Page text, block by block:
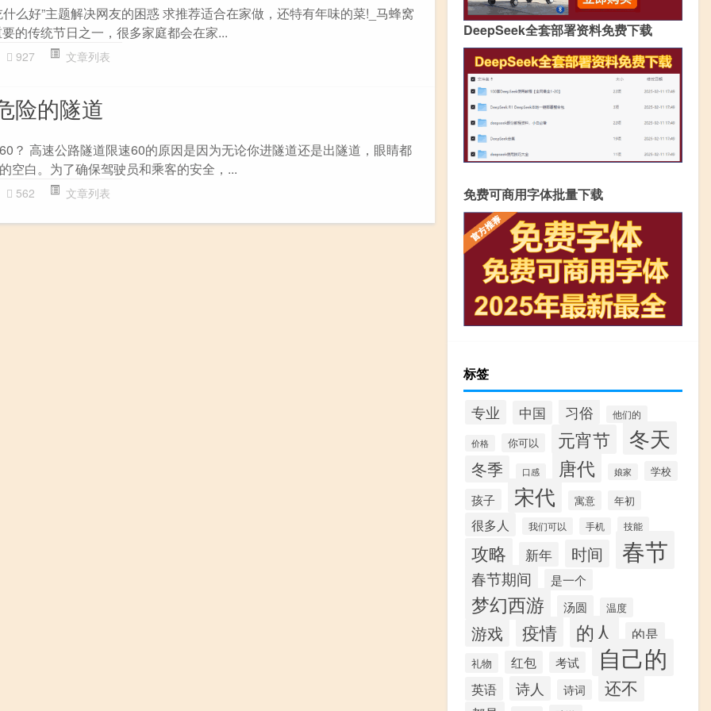
么好”主题解决网友的困惑 求推荐适合在家做，还特有年味的菜!_马蜂窝
的传统节日之一，很多家庭都会在家...
927 文章列表
险的隧道
？ 高速公路隧道限速60的原因是因为无论你进隧道还是出隧道，眼睛都
空白。为了确保驾驶员和乘客的安全，...
562 文章列表
DeepSeek全套部署资料免费下载
免费可商用字体批量下载
标签
专业 中国 习俗 他们的
价格 你可以 元宵节 冬天
冬季 口感 唐代 娘家 学校
孩子 宋代 寓意 年初
很多人 我们可以 手机 技能
攻略 新年 时间 春节
春节期间 是一个
梦幻西游 汤圆 温度
游戏 疫情 的人 的是
礼物 红包 考试 自己的
英语 诗人 诗词 还不